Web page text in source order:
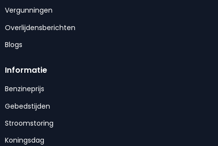
Vergunningen
Overlijdensberichten
Blogs
Informatie
Benzineprijs
Gebedstijden
Stroomstoring
Koningsdag